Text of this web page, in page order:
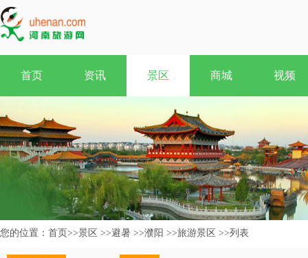
首页 资讯 景区 商城 视频
您的位置： 首页>>景区 >>避暑 >>濮阳 >>旅游景区 >>列表